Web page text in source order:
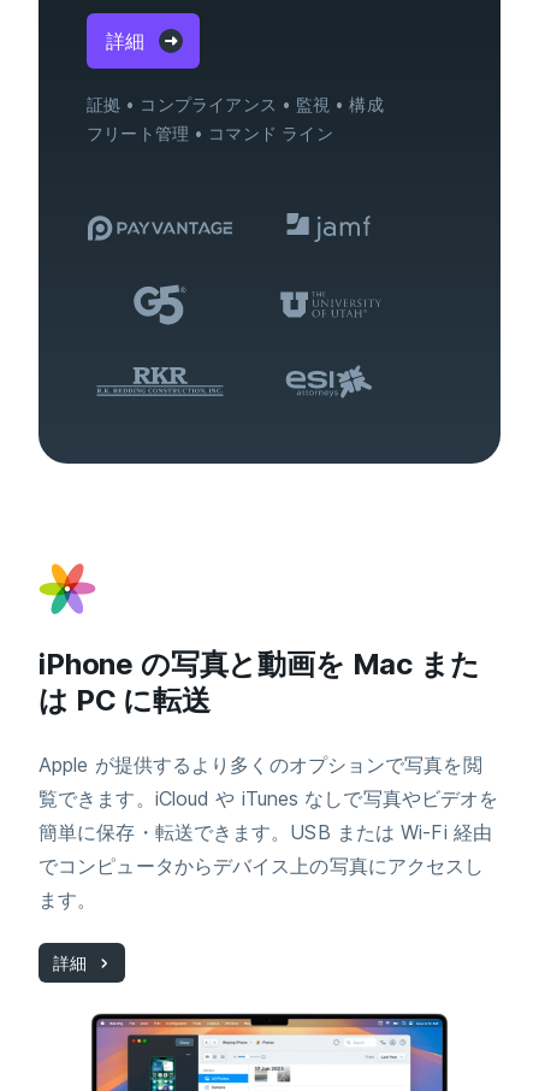
詳細
証拠 コンプライアンス 監視
構成
フリート管理
コマンド ライン
iPhone の写真と動画を Mac また
は PC に転送
Apple が提供するより多くのオプションで写真を閲
覧できます。iCloud や iTunes なしで写真やビデオを
簡単に保存・転送できます。USB または Wi-Fi 経由
でコンピュータからデバイス上の写真にアクセスし
ます。
詳細